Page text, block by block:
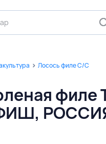
Лосось филе С/С
филе